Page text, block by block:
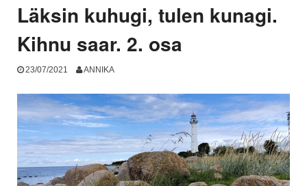
Läksin kuhugi, tulen kunagi.
Kihnu saar. 2. osa
23/07/2021 ANNIKA